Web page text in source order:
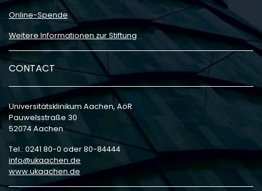
Online-Spende
Weitere Informationen zur Stiftung
CONTACT
Universitätsklinikum Aachen, AöR
Pauwelsstraße 30
52074 Aachen
Tel.: 0241 80-0 oder 80-84444
info
ukaachen de
www.ukaachen.de